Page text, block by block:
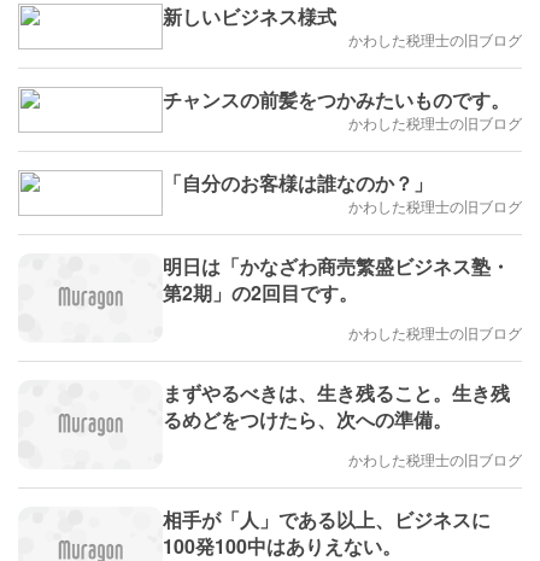
新しいビジネス様式
かわした税理士の旧ブログ
チャンスの前髪をつかみたいものです。
かわした税理士の旧ブログ
「自分のお客様は誰なのか？」
かわした税理士の旧ブログ
明日は「かなざわ商売繁盛ビジネス塾・
第2期」の2回目です。
かわした税理士の旧ブログ
まずやるべきは、生き残ること。生き残
るめどをつけたら、次への準備。
かわした税理士の旧ブログ
相手が「人」である以上、ビジネスに
100発100中はありえない。